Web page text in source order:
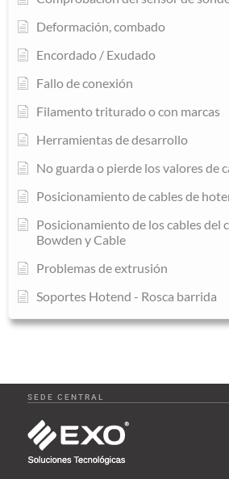
Deformación, combado
Encordado / Exudado
Fallo de conexión
Filamento triturado o con marcas
Herramientas de desarrollo
No guarda o pierde los valores de
Posicionamiento de cables de
Posicionamiento de los cables del
Bowden y Cable
Problemas de extrusión
Soportes Hotend - Rosca barrida
SEDE CENTRAL